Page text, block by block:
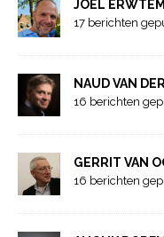
JOEL
17 berichten
NAUD VAN
16 berichten
GERRIT VAN
16 berichten